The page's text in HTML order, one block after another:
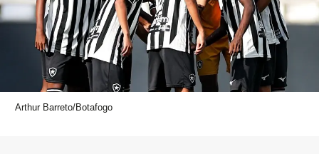
Arthur Barreto/Botafogo